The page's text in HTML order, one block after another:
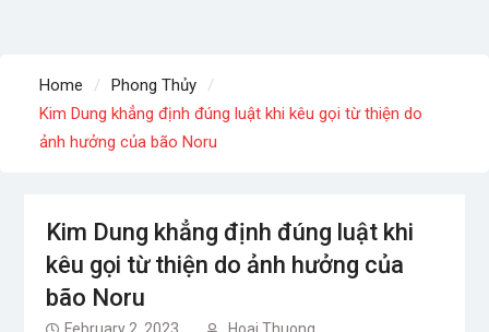
TP – Full lyrics bản chuẩn
Home
Phong Thủy
Kim Dung khẳng định đúng luật khi kêu gọi từ thiện do
ảnh hưởng của bão Noru
Kim Dung khẳng định đúng luật khi
kêu gọi từ thiện do ảnh hưởng của
bão Noru